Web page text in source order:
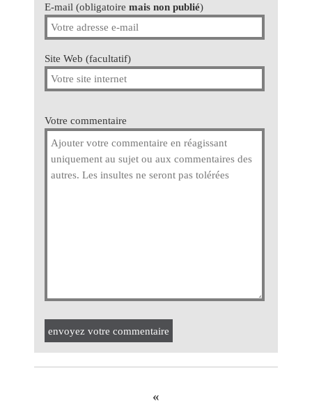
E-mail (obligatoire mais non publié)
Site Web (facultatif)
Votre commentaire
envoyez votre commentaire
«